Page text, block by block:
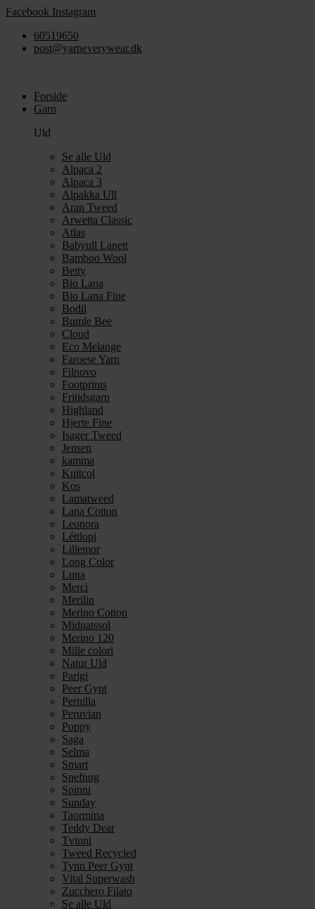
Videre
indhold
Facebook Instagram
60519650
post@yarneverywear.dk
Forside
Garn
Uld
Se alle Uld
Alpaca 2
Alpaca 3
Alpakka Ull
Aran Tweed
Arwetta Classic
Atlas
Babyull Lanett
Bamboo Wool
Betty
Bio Lana
Bio Lana Fine
Bodil
Bumle Bee
Cloud
Eco Melange
Faroese Yarn
Filnovo
Footprints
Fritidsgarn
Highland
Hjerte Fine
Isager Tweed
Jensen
kamma
Knitcol
Kos
Lamatweed
Lana Cotton
Leonora
Léttlopi
Lillemor
Long Color
Luna
Merci
Merilin
Merino Cotton
Midnatssol
Merino 120
Mille colori
Natur Uld
Parigi
Peer Gynt
Pernilla
Peruvian
Poppy
Saga
Selma
Smart
Snefnug
Spinni
Sunday
Taormina
Teddy Dear
Tvinni
Tweed Recycled
Tynn Peer Gynt
Vital Superwash
Zucchero Filato
Se alle Uld